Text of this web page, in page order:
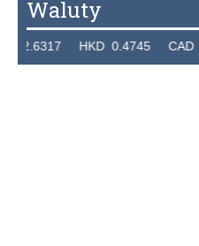
Waluty
HKD 0.4745 CAD